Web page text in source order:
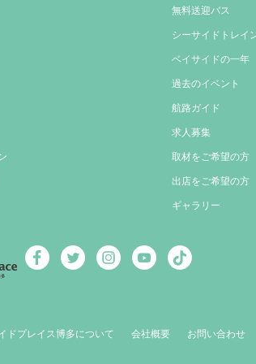
無料送迎バス
シーサイドトレイ
ベイサイドの一年
過去のイベント
航路ガイド
求人募集
取材をご希望の方
出店をご希望の方
ギャラリー
ドプレイス博多について 会社概要 お問い合わせ